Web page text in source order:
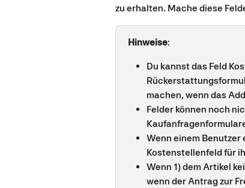
zu erhalten. Mache diese
Hinweise:
Du kannst das Feld
machen, wenn das
Felder können noch
Wenn einem
Kostenstellenfeld für
Wenn 1) dem Artikel
wenn der Antrag zur